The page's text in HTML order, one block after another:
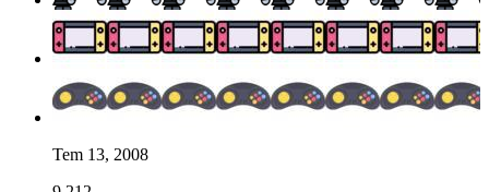
Tem 13, 2008